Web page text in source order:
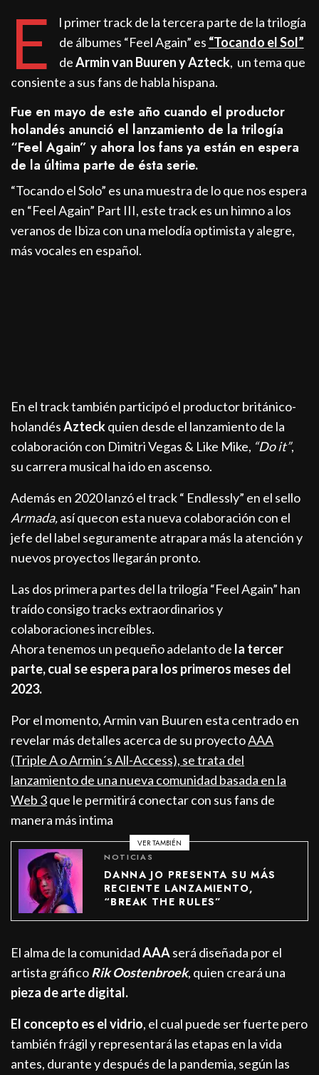
E
l primer track de la tercera parte de la trilogía
de álbumes “Feel Again” es “Tocando el Sol”
deArmin van Buuren y Azteck, un tema que
consiente a sus fans de habla hispana.
Fue en mayo de este año cuando el productor
holandés anunció el lanzamiento de la trilogía
“Feel Again” y ahora los fans ya están en espera
de la última parte de ésta serie.
“Tocando el Solo” es una muestra de lo que nos espera
en “Feel Again” Part III, este track es un himno a los
veranos de Ibiza con una melodía optimista y alegre,
más vocales en español.
En el track también participó el productor británico-
holandésAzteckquien desde el lanzamiento de la
colaboración con Dimitri Vegas & Like Mike, “Do it”,
su carrera musical ha ido en ascenso.
Además en 2020 lanzó el track “ Endlessly” en el sello
Armada,así quecon esta nueva colaboración con el
jefe del label seguramente atrapara más la atención y
nuevos proyectos llegarán pronto.
Las dos primera partes del la trilogía “Feel Again” han
traído consigo tracks extraordinarios y
colaboraciones increíbles.
Ahora tenemos un pequeño adelanto de la tercer
parte, cual se espera para los primeros meses del
2023.
Por el momento, Armin van Buuren esta centrado en
revelar más detalles acerca de su proyectoAAA
(Triple A o Armin´s All-Access), se trata del
lanzamiento de una nueva comunidad basada en la
Web 3que le permitirá conectar con sus fans de
manera más intima
VER TAMBIÉN
NOTICIAS
DANNA JO PRESENTA SU MÁS
RECIENTE LANZAMIENTO,
“BREAK THE RULES”
El alma de la comunidadAAAserá diseñada por el
artista gráficoRik Oostenbroek, quien creará una
pieza de arte digital.
El concepto es el vidrio, el cual puede ser fuerte pero
también frágil y representará las etapas en la vida
antes, durante y después de la pandemia, según las